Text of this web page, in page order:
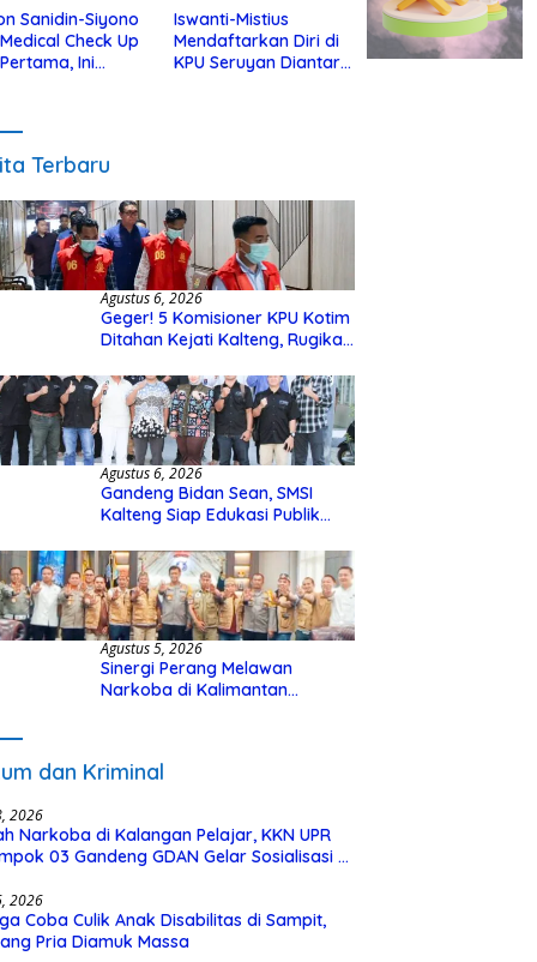
Sanidin-Siyono
Check Up
Ini
Iswanti-Mistius
Mendaftarkan Diri di
KPU Seruyan Diantar
Terbaru
Agustus 6, 2026
Geger! 5 Komisioner KPU Kotim
Ditahan Kejati Kalteng, Rugikan
Hibah Rp40 Miliar
Agustus 6, 2026
Gandeng Bidan Sean, SMSI
Kalteng Siap Edukasi Publik
Agustus 5, 2026
Sinergi Perang Melawan
Narkoba di Kalimantan
dan Kriminal
2026
Narkoba di Kalangan Pelajar, KKN UPR
03 Gandeng GDAN Gelar Sosialisasi di
2026
Coba Culik Anak Disabilitas di Sampit,
Pria Diamuk Massa